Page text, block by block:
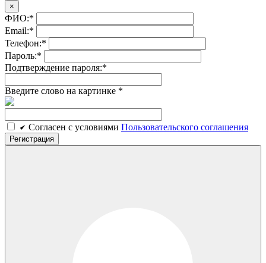
×
ФИО:*
Email:*
Телефон:*
Пароль:*
Подтверждение пароля:*
Введите слово на картинке *
Cогласен c условиями Пользовательского соглашения